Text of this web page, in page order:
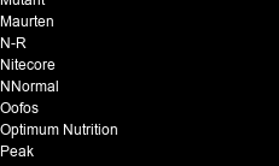
Maurten
N-R
Nitecore
NNormal
Oofos
Optimum Nutrition
Peak